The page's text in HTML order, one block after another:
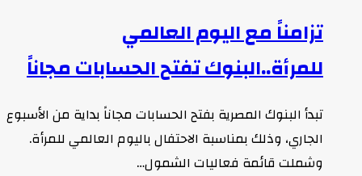
تزامناً مع اليوم العالمي
للمرأة..البنوك تفتح الحسابات مجاناً
تبدأ البنوك المصرية بفتح الحسابات مجاناً بداية من الأسبوع
الجاري، وذلك بمناسبة الاحتفال باليوم العالمي للمرأة.
وشملت قائمة فعاليات الشمول…